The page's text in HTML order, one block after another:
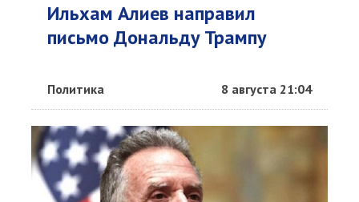
Ильхам Алиев направил
письмо Дональду Трампу
Политика 8 августа 21:04